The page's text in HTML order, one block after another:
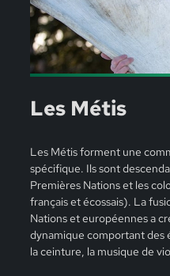
Les Métis
Les Métis forment une
spécifique. Ils sont
Premières Nations et les
français et écossais). La
Nations et européennes a
dynamique comportant des
la ceinture, la musique de